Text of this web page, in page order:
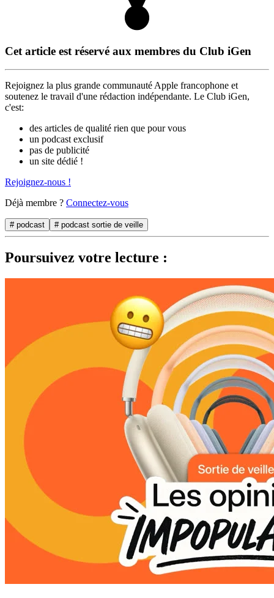
Cet article est réservé aux membres du Club iGen
Rejoignez la plus grande communauté Apple francophone et
soutenez le travail d'une rédaction indépendante. Le Club iGen,
c'est:
des articles de qualité rien que pour vous
un podcast exclusif
pas de publicité
un site dédié !
Rejoignez-nous !
Déjà membre ? Connectez-vous
# podcast # podcast sortie de veille
Poursuivez votre lecture :